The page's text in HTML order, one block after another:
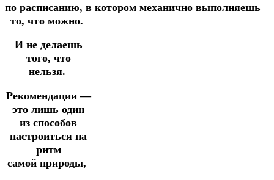
по расписанию, в котором механично выполняешь
то, что можно.
И не делаешь
того, что
нельзя.
Рекомендации —
это лишь один
из способов
настроиться на
ритм
самой природы,